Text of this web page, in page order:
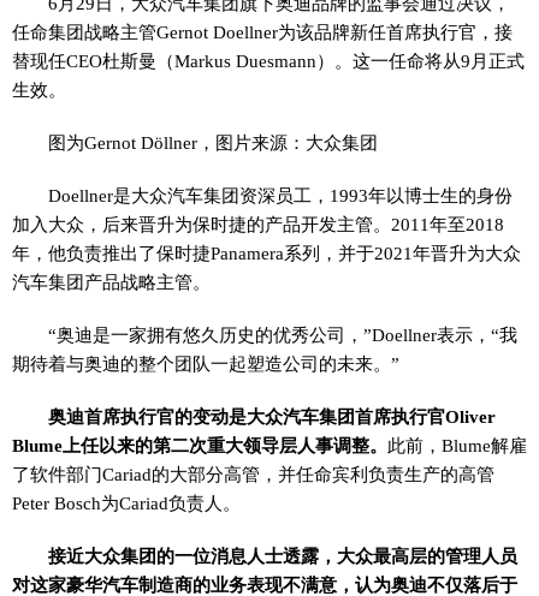
任命集团战略主管Gernot Doellner为该品牌新任首席执行官，接
替现任CEO杜斯曼（Markus Duesmann）。这一任命将从9月正式
生效。
图为Gernot Döllner，图片来源：大众集团
Doellner是大众汽车集团资深员工，1993年以博士生的身份
加入大众，后来晋升为保时捷的产品开发主管。2011年至2018
年，他负责推出了保时捷Panamera系列，并于2021年晋升为大众
汽车集团产品战略主管。
“奥迪是一家拥有悠久历史的优秀公司，”Doellner表示，“我
期待着与奥迪的整个团队一起塑造公司的未来。”
奥迪首席执行官的变动是大众汽车集团首席执行官Oliver
Blume上任以来的第二次重大领导层人事调整。 此前，Blume解雇
了软件部门Cariad的大部分高管，并任命宾利负责生产的高管
Peter Bosch为Cariad负责人。
接近大众集团的一位消息人士透露，大众最高层的管理人员
对这家豪华汽车制造商的业务表现不满意，认为奥迪不仅落后于